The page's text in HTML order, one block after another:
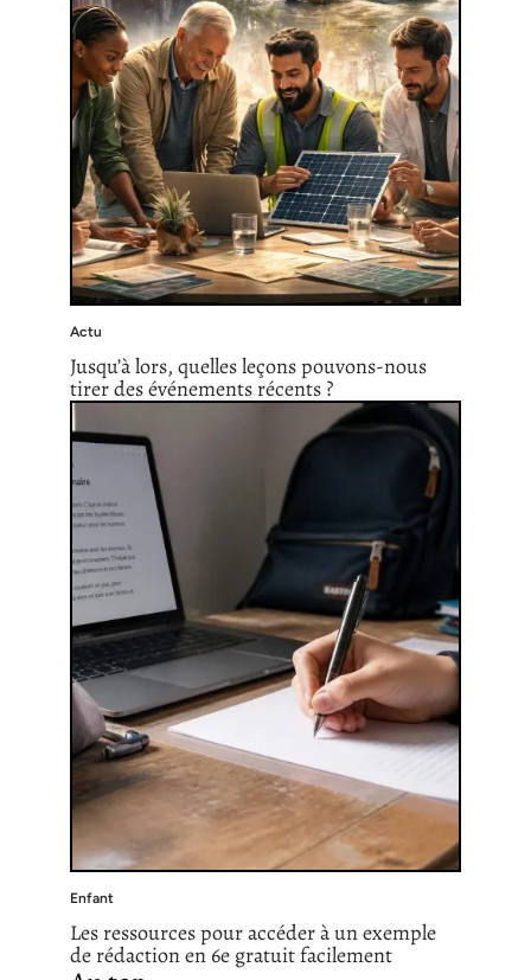
Actu
Jusqu’à lors, quelles leçons pouvons-nous
tirer des événements récents ?
Enfant
Les ressources pour accéder à un exemple
de rédaction en 6e gratuit facilement